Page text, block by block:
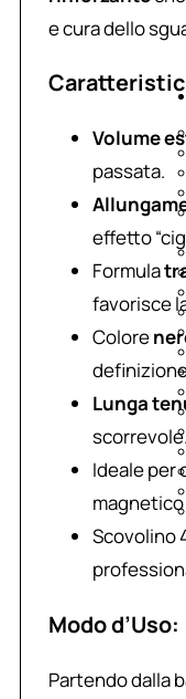
e cura dello
Volume
passata.
effetto
Formula
favorisce
Colore
Lunga
scorrevole.
Ideale per
Scovolino
Modo d’Uso:
Partendo dalla